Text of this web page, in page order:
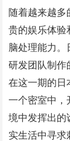
随着越来越
贵的娱乐体验
脑处理能力。
研发团队制作
在这一期的日
一个密室中，
境中发挥出的
实生活中寻求